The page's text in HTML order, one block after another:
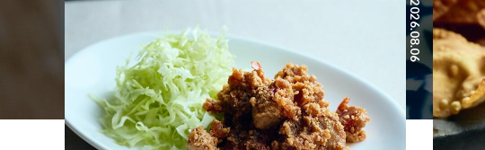
2026.08.06